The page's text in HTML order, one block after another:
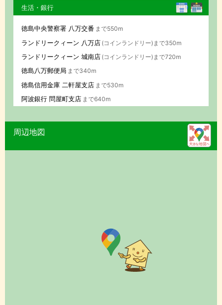
生活・銀行
徳島中央警察署 八万交番 まで550m
ランドリークィーン 八万店 (コインランドリー)まで350m
ランドリークィーン 城南店 (コインランドリー)まで720m
徳島八万郵便局 まで340m
徳島信用金庫 二軒屋支店 まで530m
阿波銀行 問屋町支店 まで640m
周辺地図